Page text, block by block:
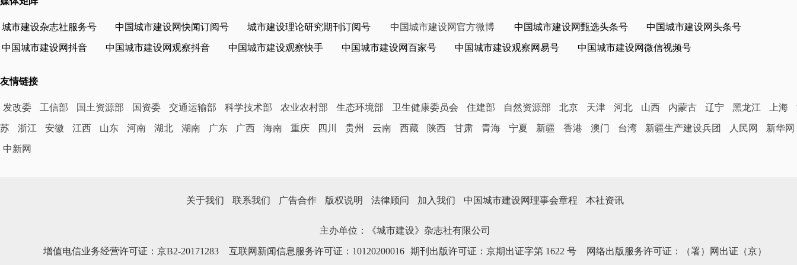
城市建设杂志社服务号 中国城市建设网快闻订阅号 城市建设理论研究期刊订阅号 中国城市建设网官方微博 中国城市建设网甄选头条号 中国城市建设网头条号
中国城市建设网抖音 中国城市建设网观察抖音 中国城市建设观察快手 中国城市建设网百家号 中国城市建设观察网易号 中国城市建设网微信视频号
友情链接
发改委 工信部 国土资源部 国资委 交通运输部 科学技术部 农业农村部 生态环境部 卫生健康委员会 住建部 自然资源部 北京 天津 河北 山西 内蒙古 辽宁 黑龙江 上海
苏 浙江 安徽 江西 山东 河南 湖北 湖南 广东 广西 海南 重庆 四川 贵州 云南 西藏 陕西 甘肃 青海 宁夏 新疆 香港 澳门 台湾 新疆生产建设兵团 人民网 新华网
中新网
关于我们 联系我们 广告合作 版权说明 法律顾问 加入我们 中国城市建设网理事会章程 本社资讯
主办单位：《城市建设》杂志社有限公司
增值电信业务经营许可证：京B2-20171283 互联网新闻信息服务许可证：10120200016 期刊出版许可证：京期出证字第1622号 网络出版服务许可证：（署）网出证（京）